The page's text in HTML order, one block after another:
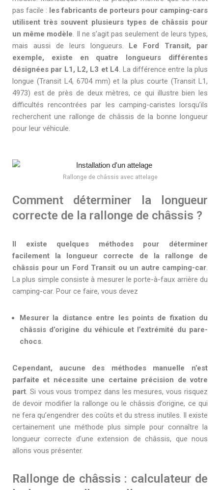
pas facile : les fabricants de porteurs pour camping-cars
utilisent très souvent plusieurs types de châssis pour
un même modèle. Il ne s’agit pas seulement de leurs types,
mais aussi de leurs longueurs. Le Ford Transit, par
exemple, existe en quatre longueurs différentes
désignées par L1, L2, L3 et L4. La différence entre la plus
longue (Transit L4, 6704 mm) et la plus courte (Transit L1,
4973) est de près de deux mètres, ce qui illustre bien les
difficultés rencontrées par les camping-caristes lorsqu’ils
recherchent une rallonge de châssis de la bonne longueur
pour leur véhicule.
Rallonge de châssis avec attelage
Comment déterminer la longueur
correcte de la rallonge de châssis ?
Il existe quelques méthodes pour déterminer
facilement la longueur correcte de la rallonge de
châssis pour un Ford Transit ou un autre camping-car.
La plus simple consiste à mesurer le porte-à-faux arrière du
camping-car. Pour ce faire, vous devez
Mesurer la distance entre les points de fixation du
châssis d’origine du véhicule et l’extrémité du pare-
chocs.
Cependant, aucune des méthodes manuelle n’est
parfaite et nécessite une certaine précision de votre
part. Si vous vous trompez dans les mesures, vous risquez
de devoir modifier la rallonge ou le châssis d’origine, ce qui
ne fera qu’engendrer des coûts et du stress inutiles. Il existe
certainement une méthode plus simple pour connaître la
longueur correcte d’une extension de châssis, que nous
allons vous présenter.
Rallonge de châssis : calculateur de